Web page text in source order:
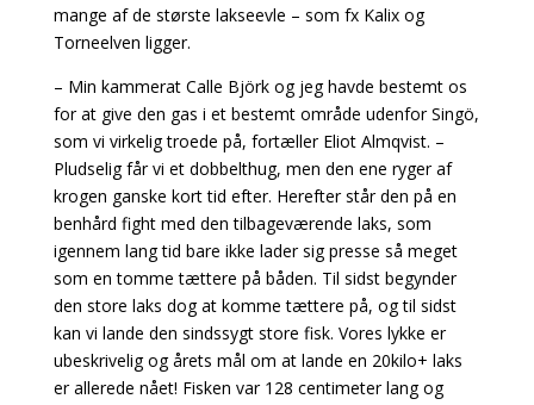
mange af de største lakseevle – som fx Kalix og
Torneelven ligger.
– Min kammerat Calle Björk og jeg havde bestemt os
for at give den gas i et bestemt område udenfor Singö,
som vi virkelig troede på, fortæller Eliot Almqvist. –
Pludselig får vi et dobbelthug, men den ene ryger af
krogen ganske kort tid efter. Herefter står den på en
benhård fight med den tilbageværende laks, som
igennem lang tid bare ikke lader sig presse så meget
som en tomme tættere på båden. Til sidst begynder
den store laks dog at komme tættere på, og til sidst
kan vi lande den sindssygt store fisk. Vores lykke er
ubeskrivelig og årets mål om at lande en 20kilo+ laks
er allerede nået! Fisken var 128 centimeter lang og